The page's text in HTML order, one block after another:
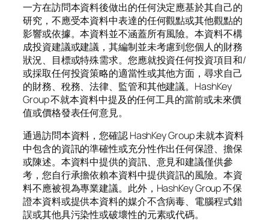
一方在訪問本資料後做出的任何決定應基於其自己的
研究，不應受本資料中表達的任何觀點或其他觀點的
影響或依據。本資料並不涵蓋所有風險。本資料不構
成投資建議或建議，其編制並未考慮到您個人的財務
狀況、目標或特殊需求。您應就投資任何投資項目和/
或採取任何投資策略的適當性或其他方面，尋求自己
的財務、稅務、法律、監管和其他建議。HashKey
Group 不就本資料中提及的任何工具的當前或未來價
值或價格發表任何意見。
通過訪問本資料，您確認 HashKey Group 未就本資料
中包含的資訊的準確性或充分性作出任何保證、擔保
或陳述。本資料中提供的資訊、意見和建議僅供參
考，您自行承擔依賴本資料中提供資訊的風險。本資
料不應被視為專業建議。此外，HashKey Group 不保
證本資料或提供本資料的媒介不含病毒、電腦程式錯
誤或其他具污染性或破壞性的元素或代碼。